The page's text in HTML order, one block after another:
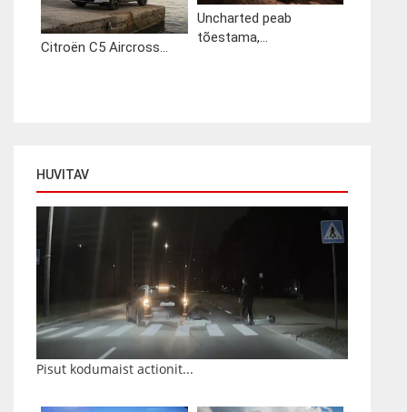
Citroën C5 Aircross...
Uncharted peab
tõestama,...
HUVITAV
Pisut kodumaist actionit...